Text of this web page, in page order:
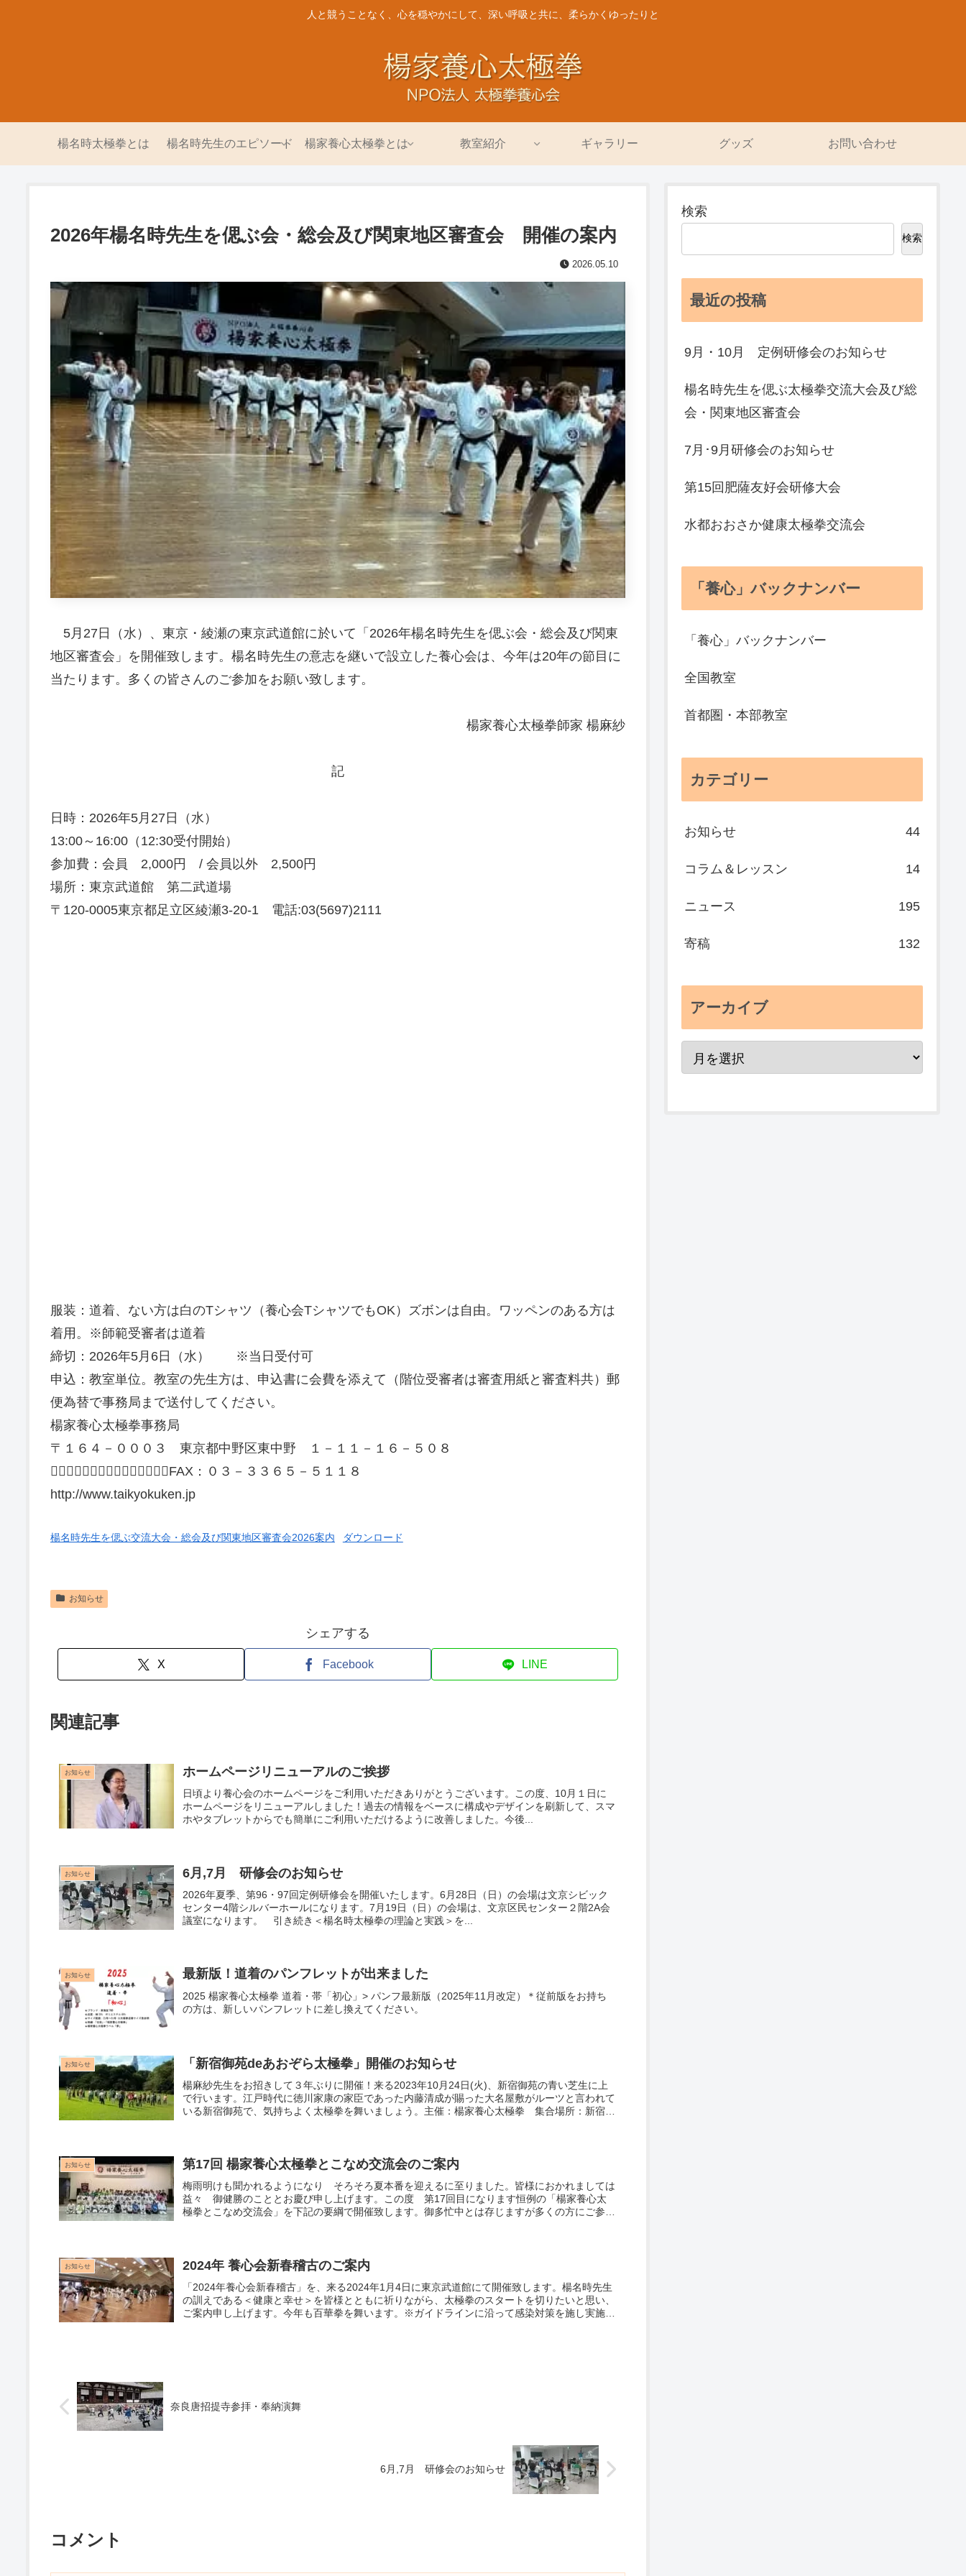
人と競うことなく、心を穏やかにして、深い呼吸と共に、柔らかくゆったりと
楊名時太極拳とは 楊名時先生のエピソード 楊家養心太極拳とは 教室紹介 ギャラリー グッズ お問い合わせ
2026年楊名時先生を偲ぶ会・総会及び関東地区審査会 開催の案内
2026.05.10
5月27日（水）、東京・綾瀬の東京武道館に於いて「2026年楊名時先生を偲ぶ会・総会及び関東
地区審査会」を開催致します。楊名時先生の意志を継いで設立した養心会は、今年は20年の節目に
当たります。多くの皆さんのご参加をお願い致します。
楊家養心太極拳師家 楊麻紗
記
日時：2026年5月27日（水）
13:00～16:00（12:30受付開始）
参加費：会員 2,000円 / 会員以外 2,500円
場所：東京武道館 第二武道場
〒120-0005東京都足立区綾瀬3-20-1 電話:03(5697)2111
服装：道着、ない方は白のTシャツ（養心会TシャツでもOK）ズボンは自由。ワッペンのある方は
着用。※師範受審者は道着
締切：2026年5月6日（水） ※当日受付可
申込：教室単位。教室の先生方は、申込書に会費を添えて（階位受審者は審査用紙と審査料共）郵
便為替で事務局まで送付してください。
楊家養心太極拳事務局
〒１６４－０００３ 東京都中野区東中野 １－１１－１６－５０８
：０３－３３６５－５８６８／FAX：０３－３３６５－５１１８
http://www.taikyokuken.jp
楊名時先生を偲ぶ交流大会・総会及び関東地区審査会2026案内 ダウンロード
お知らせ
シェアする
X Facebook LINE
関連記事
お知らせ ホームページリニューアルのご挨拶
日頃より養心会のホームページをご利用いただきありがとうございます。この度、10月１日に
ホームページをリニューアルしました！過去の情報をベースに構成やデザインを刷新して、スマ
ホやタブレットからでも簡単にご利用いただけるように改善しました。今後...
お知らせ 6月,7月 研修会のお知らせ
2026年夏季、第96・97回定例研修会を開催いたします。6月28日（日）の会場は文京シビック
センター4階シルバーホールになります。7月19日（日）の会場は、文京区民センター２階2A会
議室になります。 引き続き＜楊名時太極拳の理論と実践＞を...
お知らせ 最新版！道着のパンフレットが出来ました
2025 楊家養心太極拳 道着・帯「初心」> パンフ最新版（2025年11月改定）＊従前版をお持ち
の方は、新しいパンフレットに差し換えてください。
お知らせ 「新宿御苑deあおぞら太極拳」開催のお知らせ
楊麻紗先生をお招きして３年ぶりに開催！来る2023年10月24日(火)、新宿御苑の青い芝生に上
で行います。江戸時代に徳川家康の家臣であった内藤清成が賜った大名屋敷がルーツと言われて
いる新宿御苑で、気持ちよく太極拳を舞いましょう。主催：楊家養心太極拳 集合場所：新宿御
お知らせ 第17回 楊家養心太極拳とこなめ交流会のご案内
梅雨明けも聞かれるようになり そろそろ夏本番を迎えるに至りました。皆様におかれましては
益々 御健勝のこととお慶び申し上げます。この度 第17回目になります恒例の「楊家養心太
極拳とこなめ交流会」を下記の要綱で開催致します。御多忙中とは存じますが多くの方にご参加
お知らせ 2024年 養心会新春稽古のご案内
「2024年養心会新春稽古」を、来る2024年1月4日に東京武道館にて開催致します。楊名時先生
の訓えである＜健康と幸せ＞を皆様とともに祈りながら、太極拳のスタートを切りたいと思い、
ご案内申し上げます。今年も百華拳を舞います。※ガイドラインに沿って感染対策を施し実施予
奈良唐招提寺参拝・奉納演舞
6月,7月 研修会のお知らせ
コメント
検索
検索
最近の投稿
9月・10月 定例研修会のお知らせ
楊名時先生を偲ぶ太極拳交流大会及び総
会・関東地区審査会
7月･9月研修会のお知らせ
第15回肥薩友好会研修大会
水都おおさか健康太極拳交流会
「養心」バックナンバー
「養心」バックナンバー
全国教室
首都圏・本部教室
カテゴリー
お知らせ 44
コラム＆レッスン 14
ニュース 195
寄稿 132
アーカイブ